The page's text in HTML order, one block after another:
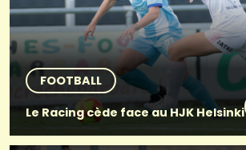
FOOTBALL
Le Racing cède face au HJK Helsinki